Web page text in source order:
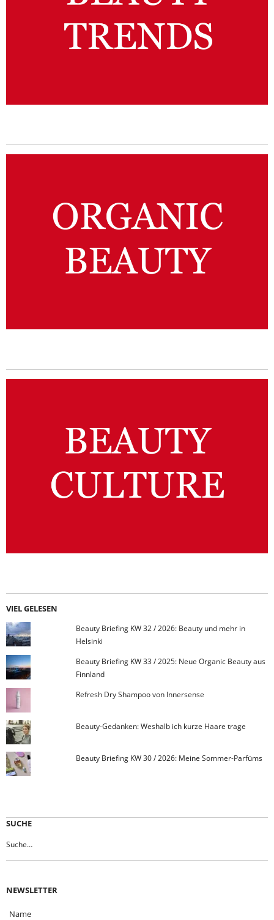
VIEL GELESEN
Beauty Briefing KW 32 / 2026: Beauty und mehr in
Helsinki
Beauty Briefing KW 33 / 2025: Neue Organic Beauty aus
Finnland
Refresh Dry Shampoo von Innersense
Beauty-Gedanken: Weshalb ich kurze Haare trage
Beauty Briefing KW 30 / 2026: Meine Sommer-Parfüms
SUCHE
NEWSLETTER
Name